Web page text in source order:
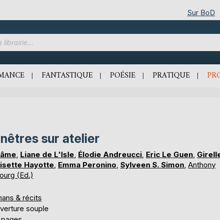
Sur BoD
FANTASTIQUE POÉSIE PRATIQUE
sur atelier
, Liane de L'Isle, Élodie Andreucci, Eric Le Guen,
Hayotte, Emma Peronino, Sylveen S. Simon, Anthony
(Ed.)
& récits
souple